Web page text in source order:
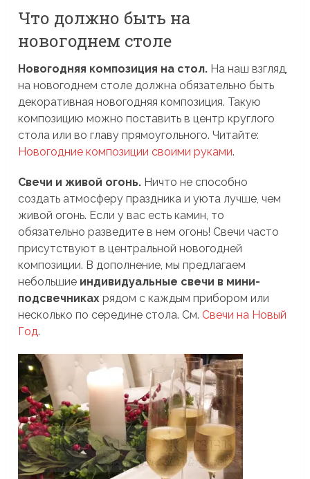
Что должно быть на
новогоднем столе
Новогодняя композиция на стол. На наш взгляд,
на новогоднем столе должна обязательно быть
декоративная новогодняя композиция. Такую
композицию можно поставить в центр круглого
стола или во главу прямоугольного. Читайте:
Новогодние композиции своими руками.
Свечи и живой огонь. Ничто не способно
создать атмосферу праздника и уюта лучше, чем
живой огонь. Если у вас есть камин, то
обязательно разведите в нем огонь! Свечи часто
присутствуют в центральной новогодней
композиции. В дополнение, мы предлагаем
небольшие индивидуальные свечи в мини-
подсвечниках рядом с каждым прибором или
несколько по середине стола. См. Свечи на Новый
Год.